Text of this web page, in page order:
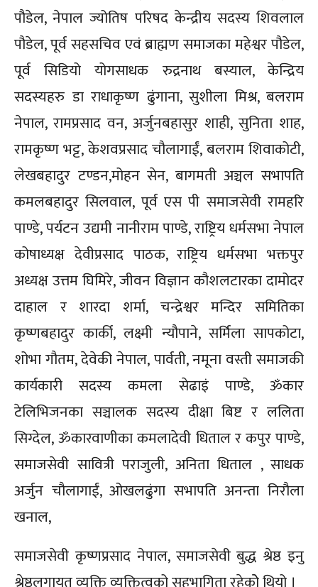
पौडेल, नेपाल ज्योतिष परिषद केन्द्रीय सदस्य शिवलाल
पौडेल, पूर्व सहसचिव एवं ब्राह्मण समाजका महेश्वर पौडेल,
पूर्व सिडियो योगसाधक रुद्रनाथ बस्याल, केन्द्रिय
सदस्यहरु डा राधाकृष्ण ढुंगाना, सुशीला मिश्र, बलराम
नेपाल, रामप्रसाद वन, अर्जुनबहासुर शाही, सुनिता शाह,
रामकृष्ण भट्ट, केशवप्रसाद चौलागाईं, बलराम शिवाकोटी,
लेखबहादुर टण्डन,मोहन सेन, बागमती अञ्चल सभापति
कमलबहादुर सिलवाल, पूर्व एस पी समाजसेवी रामहरि
पाण्डे, पर्यटन उद्यमी नानीराम पाण्डे, राष्ट्रिय धर्मसभा नेपाल
कोषाध्यक्ष देवीप्रसाद पाठक, राष्ट्रिय धर्मसभा भक्तपुर
अध्यक्ष उत्तम घिमिरे, जीवन विज्ञान कौशलटारका दामोदर
दाहाल र शारदा शर्मा, चन्द्रेश्वर मन्दिर समितिका
कृष्णबहादुर कार्की, लक्ष्मी न्यौपाने, सर्मिला सापकोटा,
शोभा गौतम, देवेकी नेपाल, पार्वती, नमूना वस्ती समाजकी
कार्यकारी सदस्य कमला सेढाइं पाण्डे, ॐकार
टेलिभिजनका सञ्चालक सदस्य दीक्षा बिष्ट र ललिता
सिग्देल, ॐकारवाणीका कमलादेवी धिताल र कपुर पाण्डे,
समाजसेवी सावित्री पराजुली, अनिता धिताल , साधक
अर्जुन चौलागाईं, ओखलढुंगा सभापति अनन्ता निरौला
खनाल,
समाजसेवी कृष्णप्रसाद नेपाल, समाजसेवी बुद्ध श्रेष्ठ इनु